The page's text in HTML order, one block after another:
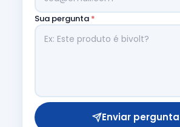
Sua pergunta *
Enviar pergunta